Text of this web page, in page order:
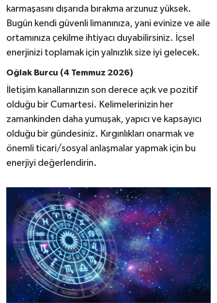
karmaşasını dışarıda bırakma arzunuz yüksek.
Bugün kendi güvenli limanınıza, yani evinize ve aile
ortamınıza çekilme ihtiyacı duyabilirsiniz. İçsel
enerjinizi toplamak için yalnızlık size iyi gelecek.
Oğlak Burcu (4 Temmuz 2026)
İletişim kanallarınızın son derece açık ve pozitif
olduğu bir Cumartesi. Kelimelerinizin her
zamankinden daha yumuşak, yapıcı ve kapsayıcı
olduğu bir gündesiniz. Kırgınlıkları onarmak ve
önemli ticari/sosyal anlaşmalar yapmak için bu
enerjiyi değerlendirin.